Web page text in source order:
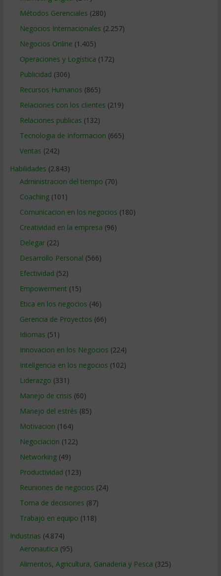
Métodos Gerenciales (280)
Negocios Internacionales (2.257)
Negocios Online (1.405)
Operaciones y Logística (172)
Publicidad (306)
Recursos Humanos (865)
Relaciones con los clientes (219)
Relaciones publicas (132)
Tecnologia de Informacion (665)
Ventas (242)
Habilidades (2.843)
Administracion del tiempo (70)
Coaching(101)
Comunicacion en los negocios (180)
Creatividad en la empresa (96)
Delegar(22)
Desarrollo Personal (566)
Efectividad (52)
Empowerment (15)
Etica en los negocios (46)
Gerencia de Proyectos (66)
Idiomas (51)
Innovacion en los Negocios (224)
Inteligencia en los negocios (102)
Liderazgo (331)
Manejo de crisis (60)
Manejo del estrés (85)
Motivacion (164)
Negociacion (122)
Networking(49)
Productividad (123)
Reuniones de negocios (24)
Toma de decisiones (87)
Trabajo en equipo (118)
Industrias (4.874)
Aeronautica (95)
Alimentos, Agricultura, Ganaderia y Pesca (325)